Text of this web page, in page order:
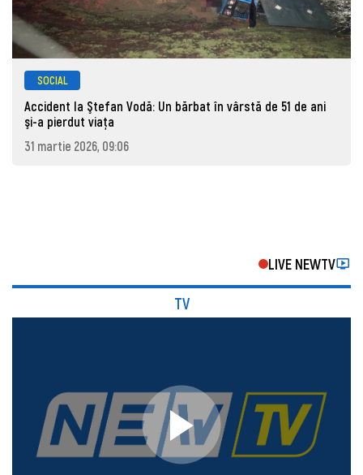
SOCIAL
Accident la Ştefan Vodă: Un bărbat în vârstă de 51 de ani
şi-a pierdut viaţa
31 martie 2026, 09:06
LIVE NEWTV
TV